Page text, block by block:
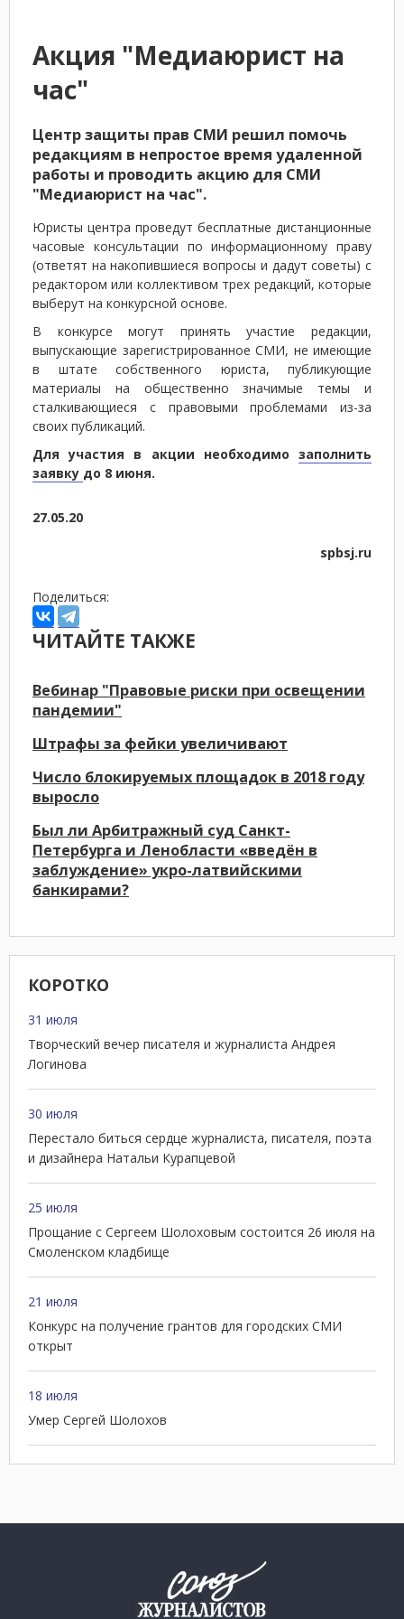
КОРОТКО
31 июля
Творческий вечер писателя и журналиста Андрея
Логинова
30 июля
Перестало биться сердце журналиста, писателя, поэта
и дизайнера Натальи Курапцевой
25 июля
Прощание с Сергеем Шолоховым состоится 26 июля на
Смоленском кладбище
21 июля
Конкурс на получение грантов для городских СМИ
открыт
18 июля
Умер Сергей Шолохов
Акция "Медиаюрист на
час"
Центр защиты прав СМИ решил помочь
редакциям в непростое время удаленной
работы и проводить акцию для СМИ
"Медиаюрист на час".
Юристы центра проведут бесплатные дистанционные
часовые консультации по информационному праву
(ответят на накопившиеся вопросы и дадут советы) с
редактором или коллективом трех редакций, которые
выберут на конкурсной основе.
В конкурсе могут принять участие редакции,
выпускающие зарегистрированное СМИ, не имеющие
в штате собственного юриста, публикующие
материалы на общественно значимые темы и
сталкивающиеся с правовыми проблемами из-за
своих публикаций.
Для участия в акции необходимо заполнить
заявку до 8 июня.
27.05.20
spbsj.ru
Поделиться:
ЧИТАЙТЕ ТАКЖЕ
Вебинар "Правовые риски при освещении
пандемии"
Штрафы за фейки увеличивают
Число блокируемых площадок в 2018 году
выросло
Был ли Арбитражный суд Санкт-
Петербурга и Ленобласти «введён в
заблуждение» укро-латвийскими
банкирами?